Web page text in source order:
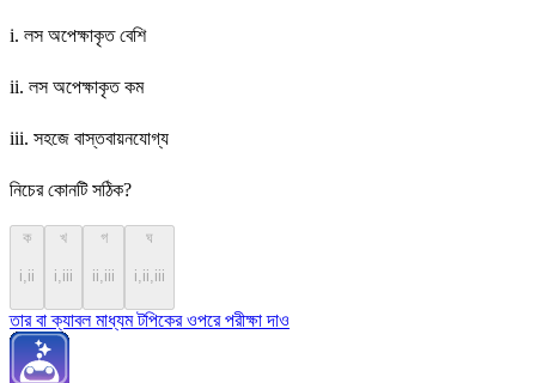
i. লস অপেক্ষাকৃত বেশি
ii. লস অপেক্ষাকৃত কম
iii. সহজে বাস্তবায়নযোগ্য
নিচের কোনটি সঠিক?
ক
i,ii
খ
i,iii
গ
ii,iii
ঘ
i,ii,iii
তার বা ক্যাবল মাধ্যম টপিকের ওপরে পরীক্ষা দাও